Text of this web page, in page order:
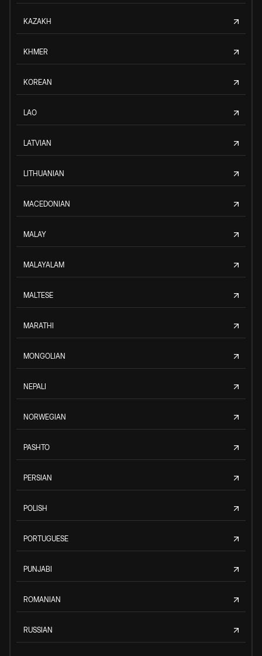
KAZAKH
KHMER
KOREAN
LAO
LATVIAN
LITHUANIAN
MACEDONIAN
MALAY
MALAYALAM
MALTESE
MARATHI
MONGOLIAN
NEPALI
NORWEGIAN
PASHTO
PERSIAN
POLISH
PORTUGUESE
PUNJABI
ROMANIAN
RUSSIAN